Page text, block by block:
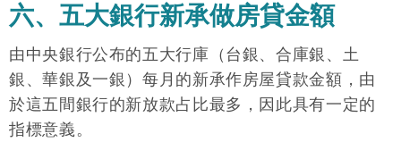
六、五大銀行新承做房貸金額
由中央銀行公布的五大行庫（台銀、合庫銀、土
銀、華銀及一銀）每月的新承作房屋貸款金額，由
於這五間銀行的新放款占比最多，因此具有一定的
指標意義。